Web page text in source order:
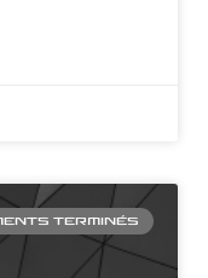
TERMINÉS